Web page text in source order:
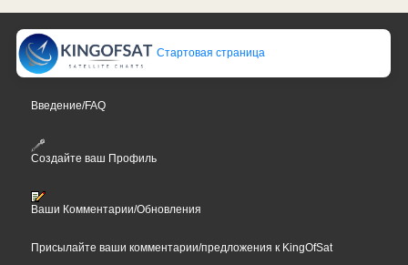
Стартовая страница
Введение/FAQ
Создайте ваш Профиль
Ваши Комментарии/Обновления
Присылайте ваши комментарии/предложения к KingOfSat